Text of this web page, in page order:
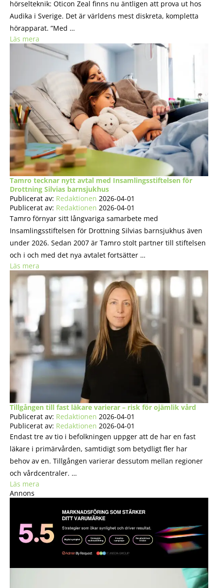
hörselteknik: Oticon Zeal finns nu äntligen att prova ut hos
Audika i Sverige. Det är världens mest diskreta, kompletta
hörapparat. ”Med …
Läs mera
Tamro tecknar nytt avtal med Insamlingsstiftelsen för
Drottning Silvias barnsjukhus
Publicerat av: Redaktionen 2026-04-01
Publicerat av: Redaktionen 2026-04-01
Tamro förnyar sitt långvariga samarbete med
Insamlingsstiftelsen för Drottning Silvias barnsjukhus även
under 2026. Sedan 2007 är Tamro stolt partner till stiftelsen
och i och med det nya avtalet fortsätter …
Läs mera
Tillgången till fast läkare varierar – risk för ojämlik vård
Publicerat av: Redaktionen 2026-04-01
Publicerat av: Redaktionen 2026-04-01
Endast tre av tio i befolkningen uppger att de har en fast
läkare i primärvården, samtidigt som betydligt fler har
behov av en. Tillgången varierar dessutom mellan regioner
och vårdcentraler. …
Läs mera
Annons